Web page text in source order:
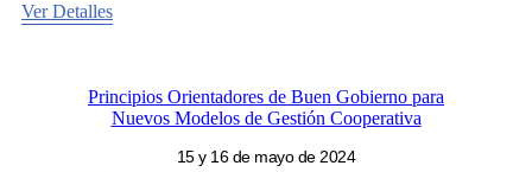
Ver Detalles
Principios Orientadores de Buen Gobierno para
Nuevos Modelos de Gestión Cooperativa
15 y 16 de mayo de 2024